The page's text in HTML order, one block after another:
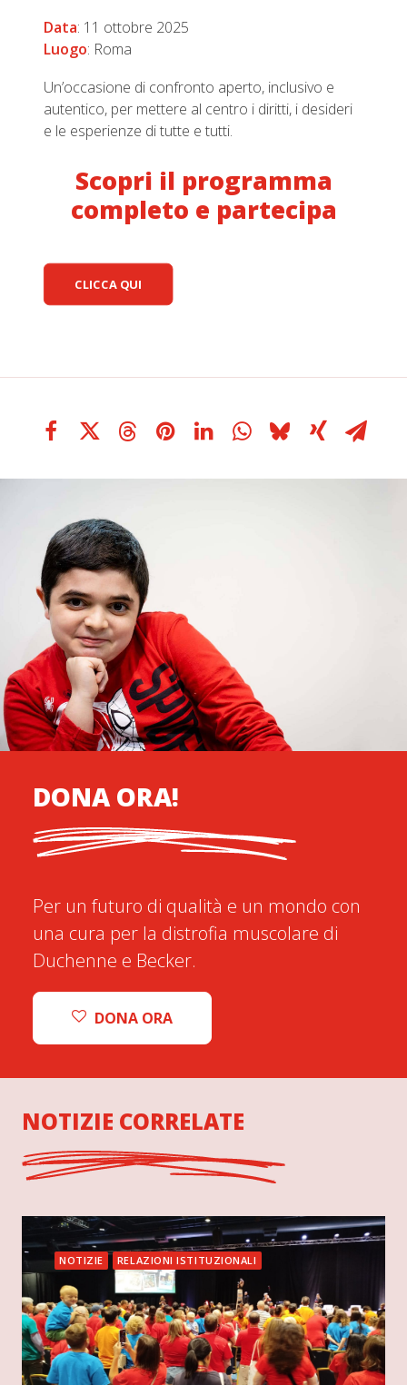
Data: 11 ottobre 2025
Luogo: Roma
Un’occasione di confronto aperto, inclusivo e
autentico, per mettere al centro i diritti, i desideri
e le esperienze di tutte e tutti.
Scopri il programma
completo e partecipa
CLICCA QUI
DONA ORA!
Per un futuro di qualità e un mondo con
una cura per la distrofia muscolare di
Duchenne e Becker.
DONA ORA
NOTIZIE CORRELATE
NOTIZIE RELAZIONI ISTITUZIONALI